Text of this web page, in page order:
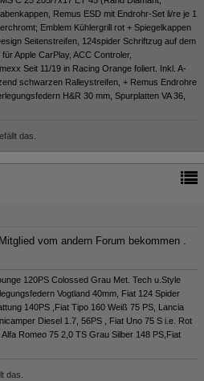
Remus ESD mit Endrohr-Set li/re je 1
Emblem Kühlergrill rot + Spiegelkappen
Seitenstreifen, 124spider Schriftzug auf dem
Apple CarPlay, ACC Controler,
Seit 11/19 in Racing Orange foliert. Inkl. A-
schwarzen Ralleystreifen, + Remus Endrohre
H&R 30 mm, Spurplatten VA 36,
das.
vom andern Forum bekommen .
120PS Colossed Grau Met. Tech u.Style
Vogtland 40mm, Fiat 124 Spider
140PS ,Fiat Tipo 160 Weiß 75 PS, Lancia
Diesel 1.7, 56PS , Fiat Uno 75 S i.e. Rot
Romeo 75 2,0 TS Grau Silber 148 PS,Fiat
das.